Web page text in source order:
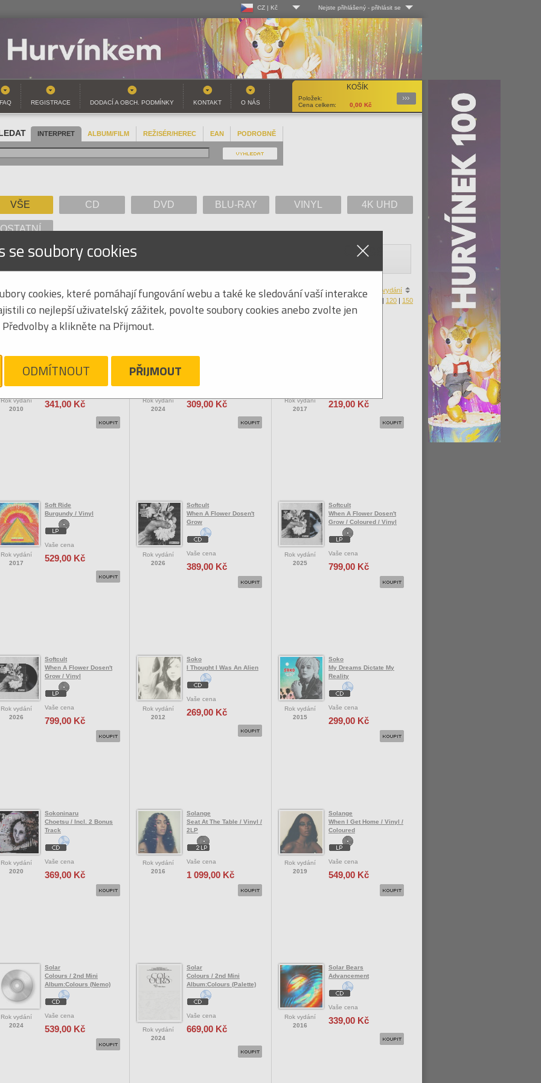
CZ | Kč
CZ | Kč
SK | EUR
Nejste přihlášený - přihlásit se
Log-in
Uživ. jméno:
Heslo:
Registrace
KOŠÍK
Položek:
Cena celkem:
0,00 Kč
Podrobnosti
FAQ REGISTRACE DODACÍ A OBCH. PODMÍNKY KONTAKT O NÁS
INTERPRET ALBUM/FILM REŽISÉR/HEREC EAN PODROBNĚ
VŠE CD DVD BLU-RAY VINYL 4K UHD
OSTATNÍ
G
Seřadit podle: jména ceny |zboží skladem
roku vydání
Produktů na stránku:
| 120 | 150
výpis
POP ZAHRANIČNÍ
Rok vydání
2010
341,00 Kč
Rok vydání
2024
Heavy Jelly
309,00 Kč
Rok vydání
2017
219,00 Kč
Rok vydání
2017
Soft Ride
Burgundy / Vinyl
Vaše cena
529,00 Kč
Rok vydání
2026
Softcult
When A Flower Dosen't
Grow
Vaše cena
389,00 Kč
Rok vydání
2025
Softcult
When A Flower Dosen't
Grow / Coloured / Vinyl
Vaše cena
799,00 Kč
Rok vydání
2026
Softcult
When A Flower Dosen't
Grow / Vinyl
Vaše cena
799,00 Kč
Rok vydání
2012
Soko
I Thought I Was An Alien
Vaše cena
269,00 Kč
Rok vydání
2015
Soko
My Dreams Dictate My
Reality
Vaše cena
299,00 Kč
Rok vydání
2020
Sokoninaru
Choetsu / Incl. 2 Bonus
Track
Vaše cena
369,00 Kč
Rok vydání
2016
Solange
Seat At The Table / Vinyl /
2LP
Vaše cena
1 099,00 Kč
Rok vydání
2019
Solange
When I Get Home / Vinyl /
Coloured
Vaše cena
549,00 Kč
Rok vydání
2024
Solar
Colours / 2nd Mini
Album:Colours (Nemo)
Vaše cena
539,00 Kč
Rok vydání
2024
Solar
Colours / 2nd Mini
Album:Colours (Palette)
Vaše cena
669,00 Kč
Rok vydání
2016
Solar Bears
Advancement
Vaše cena
339,00 Kč
se soubory cookies Close
cookies, které pomáhají fungování webu a také ke sledování vaší interakce
co nejlepší uživatelský zážitek, povolte soubory cookies anebo zvolte jen
a klikněte na Přijmout.
ODMÍTNOUT PŘIJMOUT